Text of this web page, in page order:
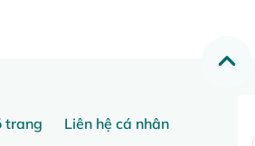
trang
Liên hệ cá nhân